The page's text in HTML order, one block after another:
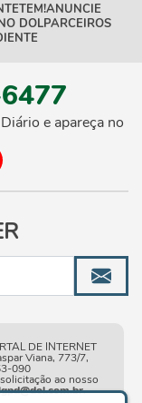
TEM!ANUNCIE
DOLPARCEIROS
e apareça no
DE INTERNET
Viana, 773/7,
090
ao nosso
.